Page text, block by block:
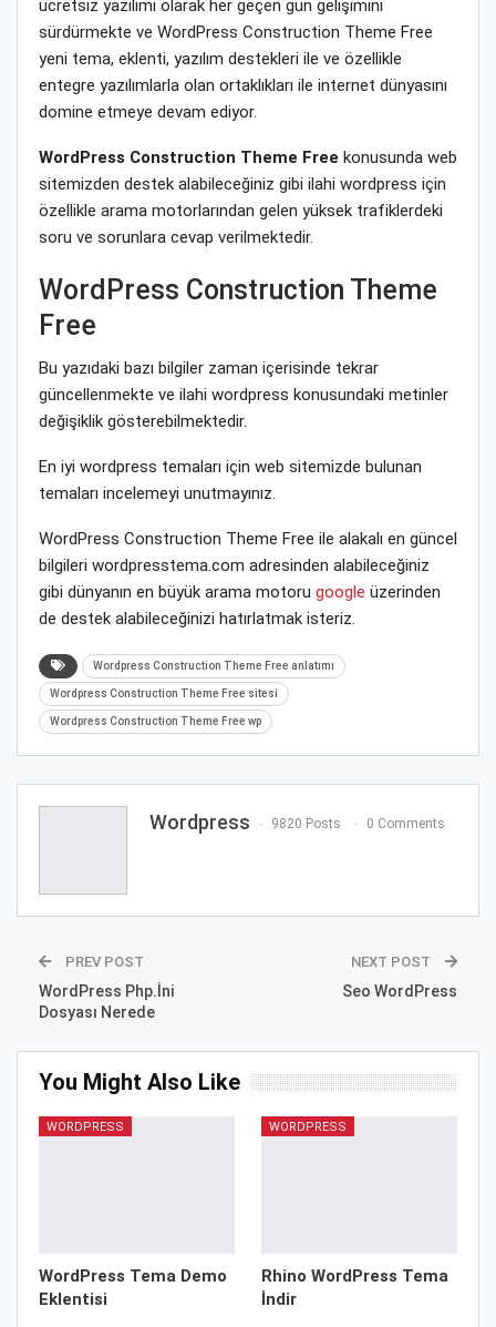
ücretsiz yazılımı olarak her geçen gün gelişimini
sürdürmekte ve WordPress Construction Theme Free
yeni tema, eklenti, yazılım destekleri ile ve özellikle
entegre yazılımlarla olan ortaklıkları ile internet dünyasını
domine etmeye devam ediyor.
WordPress Construction Theme Free konusunda web
sitemizden destek alabileceğiniz gibi ilahi wordpress için
özellikle arama motorlarından gelen yüksek trafiklerdeki
soru ve sorunlara cevap verilmektedir.
WordPress Construction Theme
Free
Bu yazıdaki bazı bilgiler zaman içerisinde tekrar
güncellenmekte ve ilahi wordpress konusundaki metinler
değişiklik gösterebilmektedir.
En iyi wordpress temaları için web sitemizde bulunan
temaları incelemeyi unutmayınız.
WordPress Construction Theme Free ile alakalı en güncel
bilgileri wordpresstema.com adresinden alabileceğiniz
gibi dünyanın en büyük arama motoru google üzerinden
de destek alabileceğinizi hatırlatmak isteriz.
Wordpress Construction Theme Free anlatımı
Wordpress Construction Theme Free sitesi
Wordpress Construction Theme Free wp
Wordpress 9820 Posts 0 Comments
PREV POST
WordPress Php.İni
Dosyası Nerede
NEXT POST
Seo WordPress
You Might Also Like
WORDPRESS
WordPress Tema Demo
Eklentisi
WORDPRESS
Rhino WordPress Tema
İndir